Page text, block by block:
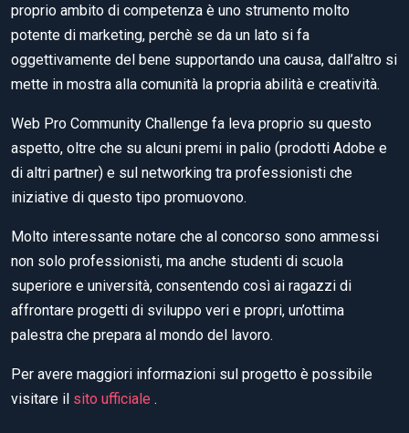
proprio ambito di competenza è uno strumento molto
potente di marketing, perchè se da un lato si fa
oggettivamente del bene supportando una causa, dall’altro si
mette in mostra alla comunità la propria abilità e creatività.
Web Pro Community Challenge fa leva proprio su questo
aspetto, oltre che su alcuni premi in palio (prodotti Adobe e
di altri partner) e sul networking tra professionisti che
iniziative di questo tipo promuovono.
Molto interessante notare che al concorso sono ammessi
non solo professionisti, ma anche studenti di scuola
superiore e università, consentendo così ai ragazzi di
affrontare progetti di sviluppo veri e propri, un’ottima
palestra che prepara al mondo del lavoro.
Per avere maggiori informazioni sul progetto è possibile
visitare il sito ufficiale .